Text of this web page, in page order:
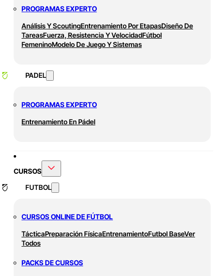
PROGRAMAS EXPERTO
Análisis Y ScoutingEntrenamiento Por EtapasDiseño De
TareasFuerza, Resistencia Y VelocidadFútbol
FemeninoModelo De Juego Y Sistemas
PADEL
PROGRAMAS EXPERTO
Entrenamiento En Pádel
CURSOS
FUTBOL
CURSOS ONLINE DE FÚTBOL
TácticaPreparación FísicaEntrenamientoFutbol BaseVer
Todos
PACKS DE CURSOS